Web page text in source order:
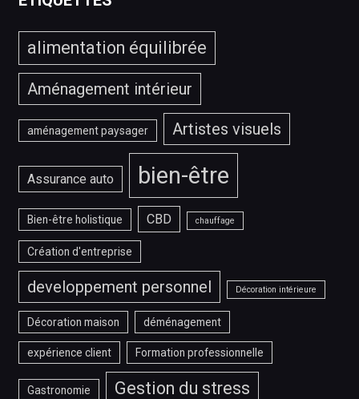
alimentation équilibrée
Aménagement intérieur
aménagement paysager Artistes visuels
Assurance auto bien-être
Bien-être holistique CBD chauffage
Création d'entreprise
developpement personnel Décoration intérieure
Décoration maison déménagement
expérience client Formation professionnelle
Gastronomie Gestion du stress